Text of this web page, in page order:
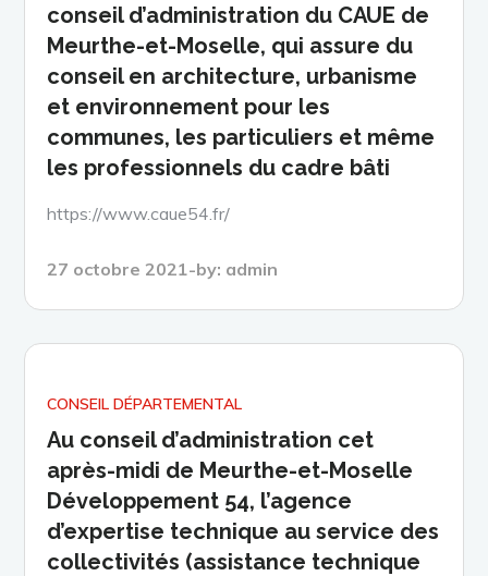
conseil d’administration du CAUE de
Meurthe-et-Moselle, qui assure du
conseil en architecture, urbanisme
et environnement pour les
communes, les particuliers et même
les professionnels du cadre bâti
https://www.caue54.fr/
Posted
27 octobre 2021 by: admin
CONSEIL DÉPARTEMENTAL
Au conseil d’administration cet
après-midi de Meurthe-et-Moselle
Développement 54, l’agence
d’expertise technique au service des
collectivités (assistance technique